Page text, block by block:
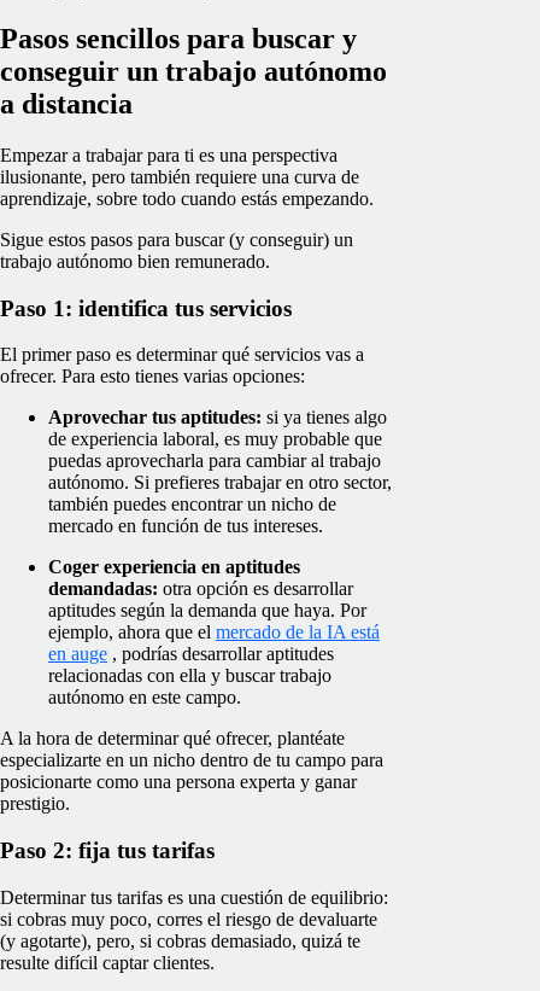
Pasos sencillos para buscar y
conseguir un trabajo autónomo
a distancia
Empezar a trabajar para ti es una perspectiva
ilusionante, pero también requiere una curva de
aprendizaje, sobre todo cuando estás empezando.
Sigue estos pasos para buscar (y conseguir) un
trabajo autónomo bien remunerado.
Paso 1: identifica tus servicios
El primer paso es determinar qué servicios vas a
ofrecer. Para esto tienes varias opciones:
Aprovechar tus aptitudes: si ya tienes algo
de experiencia laboral, es muy probable que
puedas aprovecharla para cambiar al trabajo
autónomo. Si prefieres trabajar en otro sector,
también puedes encontrar un nicho de
mercado en función de tus intereses.
Coger experiencia en aptitudes
demandadas: otra opción es desarrollar
aptitudes según la demanda que haya. Por
ejemplo, ahora que el mercado de la IA está
en auge , podrías desarrollar aptitudes
relacionadas con ella y buscar trabajo
autónomo en este campo.
A la hora de determinar qué ofrecer, plantéate
especializarte en un nicho dentro de tu campo para
posicionarte como una persona experta y ganar
prestigio.
Paso 2: fija tus tarifas
Determinar tus tarifas es una cuestión de equilibrio:
si cobras muy poco, corres el riesgo de devaluarte
(y agotarte), pero, si cobras demasiado, quizá te
resulte difícil captar clientes.